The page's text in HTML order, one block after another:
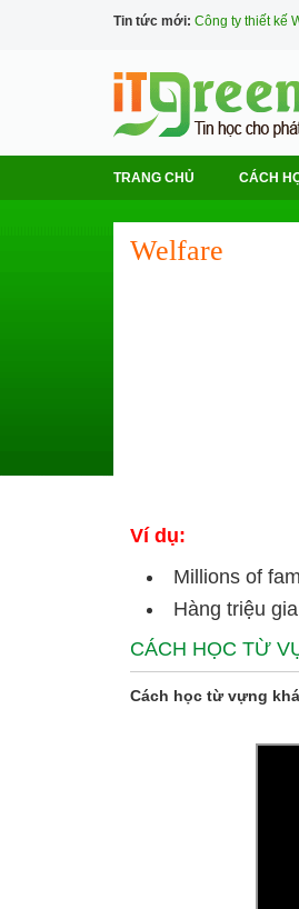
Tin tức mới: Công ty thiết kế
TRANG CHỦ CÁCH
Welfare
Ví dụ:
Millions of
Hàng triệu
CÁCH HỌC TỪ
Cách học từ vựng